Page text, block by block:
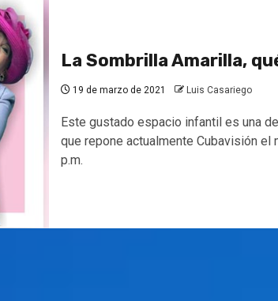
La Sombrilla Amarilla,
19 de marzo de 2021 Luis Casariego
Este gustado espacio infantil es una
que repone actualmente Cubavisión el
p.m.